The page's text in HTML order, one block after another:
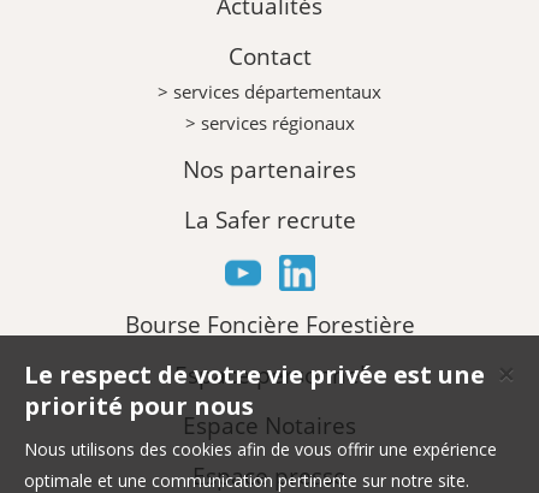
Contact
> services départementaux
> services régionaux
Nos partenaires
La Safer recrute
Bourse Foncière Forestière
Espace personnel
Espace Notaires
Espace presse
✕
Le respect de votre vie privée est une
priorité pour nous
Nous utilisons des cookies afin de vous offrir une expérience
optimale et une communication pertinente sur notre site.